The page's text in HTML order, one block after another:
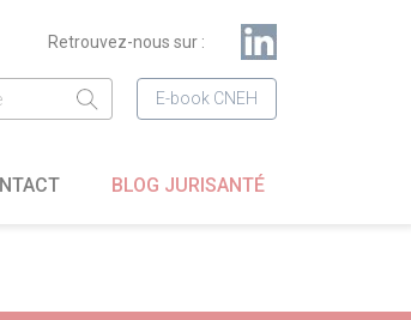
Retrouvez-nous sur :
E-book CNEH
BLOG JURISANTÉ